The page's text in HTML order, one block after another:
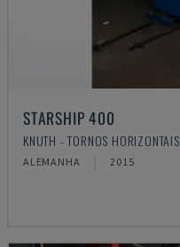
STARSHIP 400
KNUTH - TORNOS HORIZONTAIS
ALEMANHA 2015